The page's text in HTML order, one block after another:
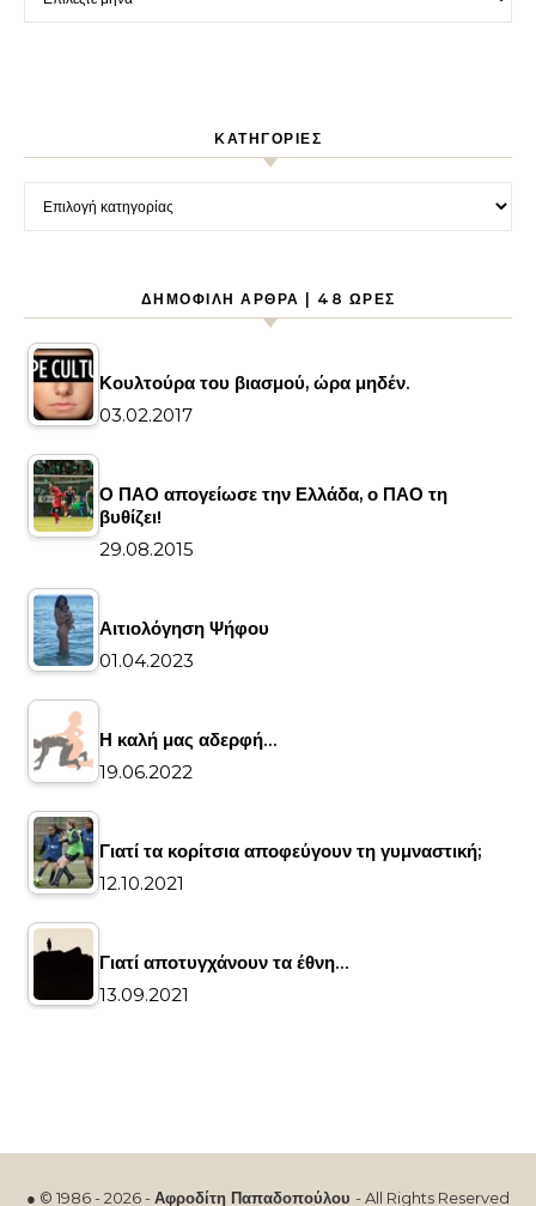
KΑΤΗΓΟΡΊΕΣ
Kατηγορίες
ΔΗΜΟΦΙΛΉ ΆΡΘΡΑ | 48 ΏΡΕΣ
Κουλτούρα του βιασμού, ώρα μηδέν.
03.02.2017
Ο ΠΑΟ απογείωσε την Ελλάδα, ο ΠΑΟ τη
βυθίζει!
29.08.2015
Αιτιολόγηση Ψήφου
01.04.2023
Η καλή μας αδερφή…
19.06.2022
Γιατί τα κορίτσια αποφεύγουν τη γυμναστική;
12.10.2021
Γιατί αποτυγχάνουν τα έθνη…
13.09.2021
● © 1986 - 2026 -Αφροδίτη Παπαδοπούλου - All Rights Reserved